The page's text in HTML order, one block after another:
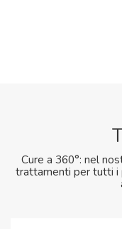
Cure a 360°: nel
trattamenti per tutti i